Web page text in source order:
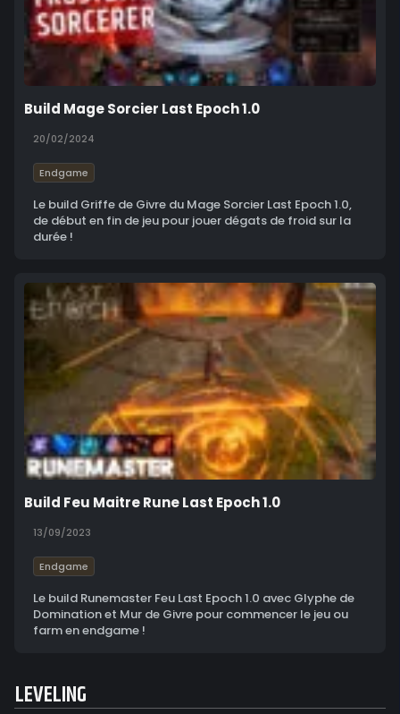
Build Mage Sorcier Last Epoch 1.0
20/02/2024
Endgame
Le build Griffe de Givre du Mage Sorcier Last Epoch 1.0,
de début en fin de jeu pour jouer dégats de froid sur la
durée !
Build Feu Maitre Rune Last Epoch 1.0
13/09/2023
Endgame
Le build Runemaster Feu Last Epoch 1.0 avec Glyphe de
Domination et Mur de Givre pour commencer le jeu ou
farm en endgame !
LEVELING